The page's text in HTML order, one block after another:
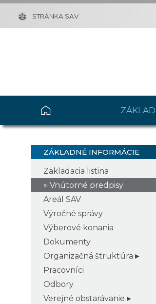
STRÁNKA SAV
ZÁKLADNÉ INFORMÁCIE
Zakladacia listina
Vnútorné predpisy
Areál SAV
Výročné správy
Výberové konania
Dokumenty
Organizačná štruktúra
Pracovníci
Odbory
Verejné obstarávanie